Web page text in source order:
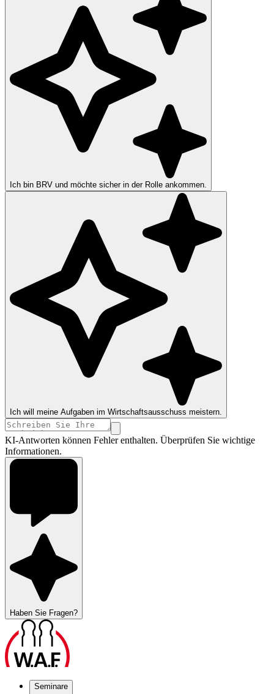
Ich bin BRV und möchte sicher in der Rolle ankommen.
Ich will meine Aufgaben im Wirtschaftsausschuss meistern.
KI-Antworten können Fehler enthalten. Überprüfen Sie wichtige
Informationen.
Haben Sie Fragen?
Seminare